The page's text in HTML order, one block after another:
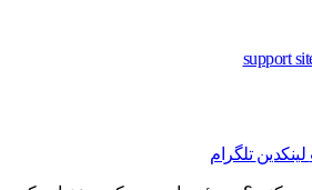
support
لینکدین تلگرام